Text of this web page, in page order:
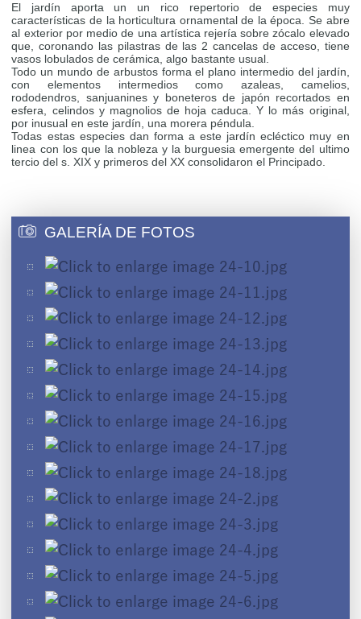
El jardín aporta un un rico repertorio de especies muy
características de la horticultura ornamental de la época. Se abre
al exterior por medio de una artística rejería sobre zócalo elevado
que, coronando las pilastras de las 2 cancelas de acceso, tiene
vasos lobulados de cerámica, algo bastante usual.
Todo un mundo de arbustos forma el plano intermedio del jardín,
con elementos intermedios como azaleas, camelios,
rododendros, sanjuanines y boneteros de japón recortados en
esfera, celindos y magnolios de hoja caduca. Y lo más original,
por inusual en este jardín, una morera péndula.
Todas estas especies dan forma a este jardín ecléctico muy en
linea con los que la nobleza y la burguesia emergente del ultimo
tercio del s. XIX y primeros del XX consolidaron el Principado.
GALERÍA DE FOTOS